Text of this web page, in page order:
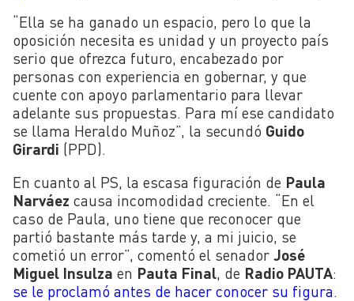
“Ella se ha ganado un espacio, pero lo que la
oposición necesita es unidad y un proyecto país
serio que ofrezca futuro, encabezado por
personas con experiencia en gobernar, y que
cuente con apoyo parlamentario para llevar
adelante sus propuestas. Para mí ese candidato
se llama Heraldo Muñoz”, la secundó Guido
Girardi (PPD).
En cuanto al PS, la escasa figuración de Paula
Narváez causa incomodidad creciente. “En el
caso de Paula, uno tiene que reconocer que
partió bastante más tarde y, a mi juicio, se
cometió un error”, comentó el senador José
Miguel Insulza en Pauta Final, de Radio PAUTA:
se le proclamó antes de hacer conocer su figura.